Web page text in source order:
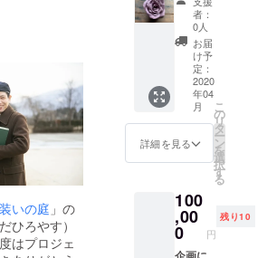
装いの庭 」の
ひろやす）
はプロジェ
年劣化
で使え
なくな
るパー
ツは
日々で
てきま
す。 今
まで、
多くの
れた織
り機の
パーツ
（欠
ターに
仕立て
お送り
しま
す。 ま
たお返
しのお
手紙の
宛名
は、展
描いて
くれた
カリグ
ラ
元歩夢
さんが
つくる
パンチ
カード
アート
をお送
りしま
す。破
れたパ
ンチ
カード
し彼が
作った
一点物
の作品
者：
0人
お届
け予
定：
2020
年04
月
詳細を見る
こ
の
リ
タ
ー
ン
を
選
択
す
る
100
,00
0 円
残り10